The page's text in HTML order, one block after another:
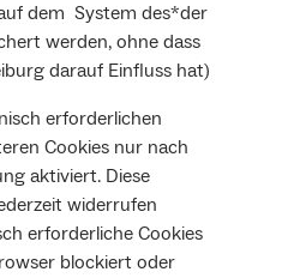
dem System des*der
werden, ohne dass
darauf Einfluss hat)
erforderlichen
Cookies nur nach
aktiviert. Diese
widerrufen
erforderliche Cookies
blockiert oder